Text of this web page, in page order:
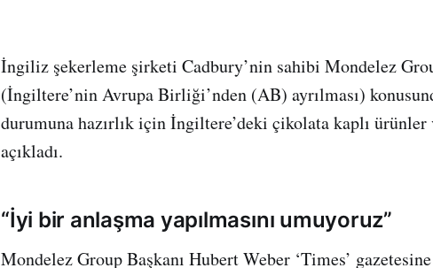
İngiliz şekerleme şirketi Cadbury’nin sahibi Mondelez
(İngiltere’nin Avrupa Birliği’nden (AB) ayrılması)
durumuna hazırlık için İngiltere’deki çikolata kaplı ürünler
açıkladı.
“İyi bir anlaşma yapılmasını umuyoruz”
Mondelez Group Başkanı Hubert Weber ‘Times’